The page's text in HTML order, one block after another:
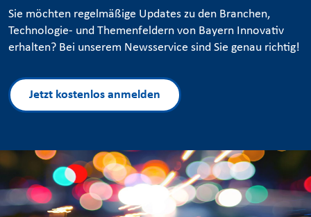
Sie möchten regelmäßige Updates zu den Branchen,
Technologie- und Themenfeldern von Bayern Innovativ
erhalten? Bei unserem Newsservice sind Sie genau richtig!
Jetzt kostenlos anmelden